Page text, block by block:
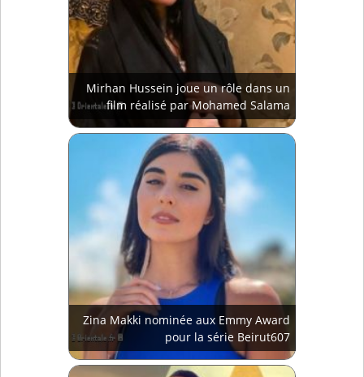
Mirhan Hussein joue un rôle dans un
film réalisé par Mohamed Salama
Zina Makki nominée aux Emmy Award
pour la série Beirut607